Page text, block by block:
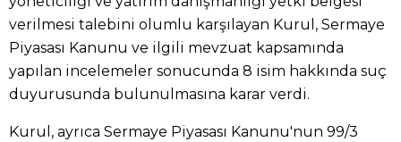
verilmesi talebini olumlu karşılayan Kurul, Sermaye
Piyasası Kanunu ve ilgili mevzuat kapsamında
yapılan incelemeler sonucunda 8 isim hakkında suç
duyurusunda bulunulmasına karar verdi.
Kurul, ayrıca Sermaye Piyasası Kanunu'nun 99/3